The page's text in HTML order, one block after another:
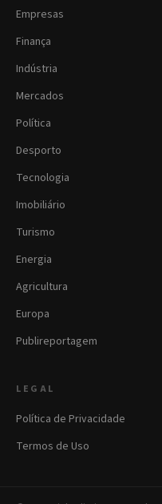
Empresas
Finança
Indústria
Mercados
Política
Desporto
Tecnologia
Imobiliário
Turismo
Energia
Agricultura
Europa
Publireportagem
LEGAL
Política de Privacidade
Termos de Uso